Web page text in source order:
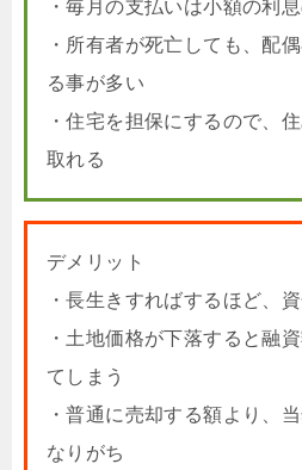
・毎月の支払いは小額の利
・所有者が死亡しても、配
る事が多い
・住宅を担保にするので、
取れる
デメリット
・長生きすればするほど、
・土地価格が下落すると融
てしまう
・普通に売却する額より、
なりがち